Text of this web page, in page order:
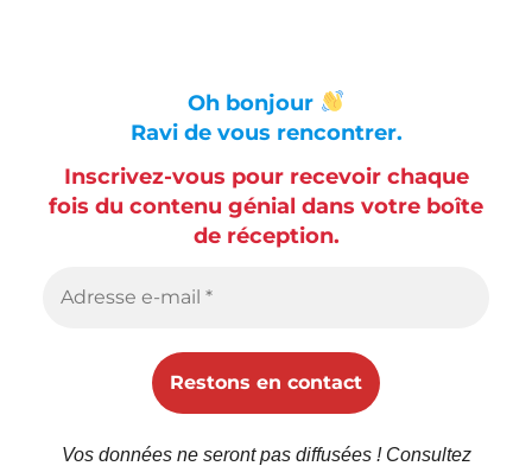
Oh bonjour
Ravi de vous rencontrer.
Inscrivez-vous pour recevoir chaque
fois du contenu génial dans votre boîte
de réception.
Vos données ne seront pas diffusées ! Consultez